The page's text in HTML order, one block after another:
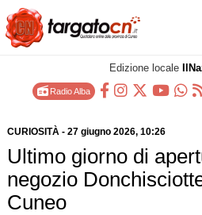
Edizione locale
Radio Alba
CURIOSITÀ- 27 giugno 2026, 10:26
Ultimo giorno di
negozio
Cuneo